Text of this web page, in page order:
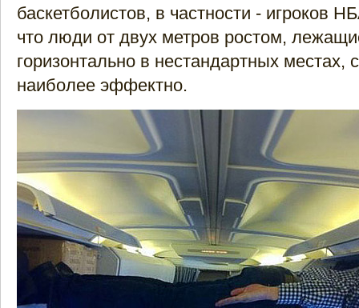
баскетболистов, в частности - игроков
что люди от двух метров ростом,
горизонтально в нестандартных местах,
наиболее эффектно.